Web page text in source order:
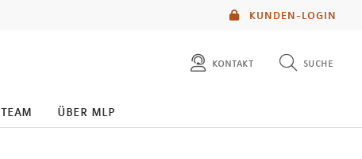
KUNDEN-LOGIN
kontakt suche
team über mlp